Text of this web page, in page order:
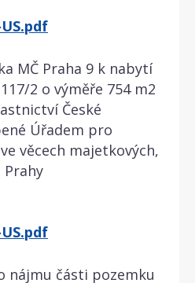
MČ Praha 9 k nabytí
2 o výměře 754 m2
České
Úřadem pro
věcech majetkových,
nájmu části pozemku